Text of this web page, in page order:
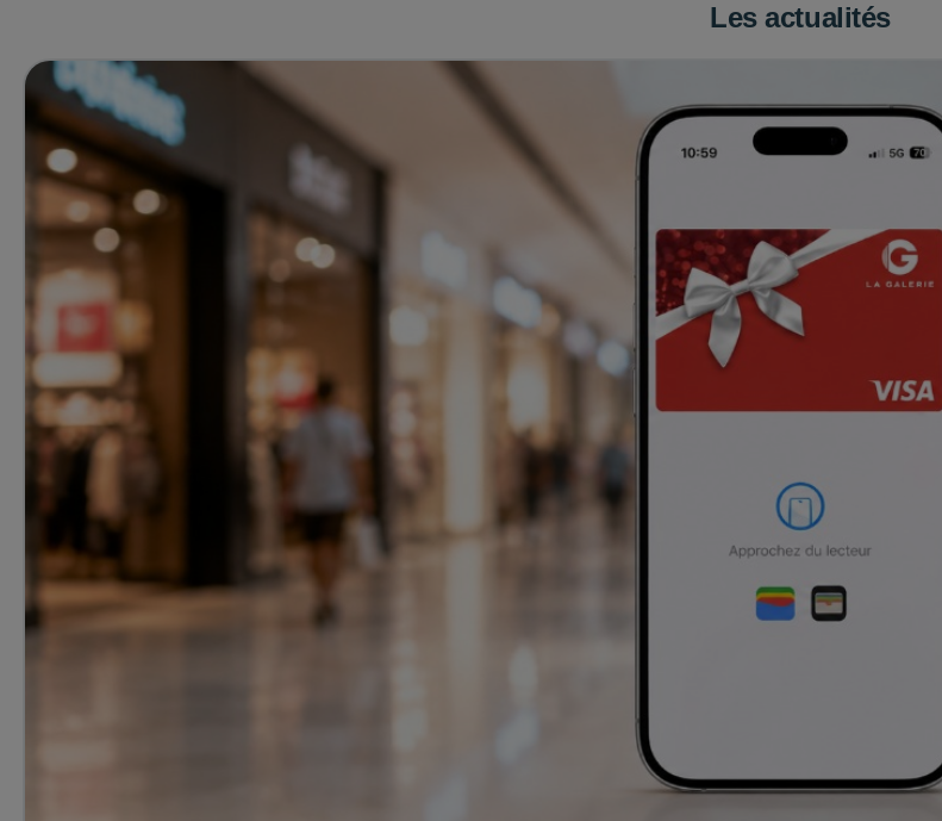
Les actualités